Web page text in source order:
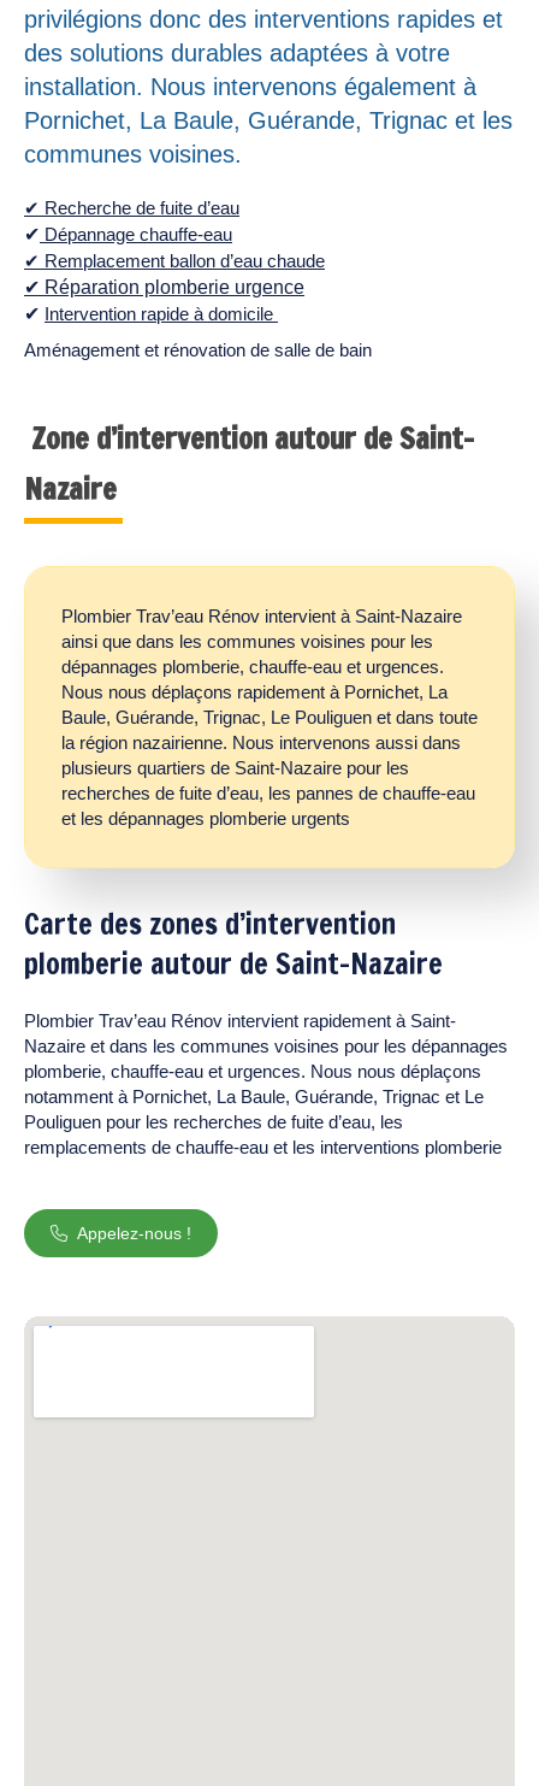
privilégions donc des interventions rapides et
des solutions durables adaptées à votre
installation. Nous intervenons également à
Pornichet, La Baule, Guérande, Trignac et les
communes voisines.
✔ Recherche de fuite d’eau
✔ Dépannage chauffe-eau
✔ Remplacement ballon d’eau chaude
✔ Réparation plomberie urgence
✔ Intervention rapide à domicile
Aménagement et rénovation de salle de bain
Zone d’intervention autour de Saint-
Nazaire
Plombier Trav’eau Rénov intervient à Saint-Nazaire
ainsi que dans les communes voisines pour les
dépannages plomberie, chauffe-eau et urgences.
Nous nous déplaçons rapidement à Pornichet, La
Baule, Guérande, Trignac, Le Pouliguen et dans toute
la région nazairienne. Nous intervenons aussi dans
plusieurs quartiers de Saint-Nazaire pour les
recherches de fuite d’eau, les pannes de chauffe-eau
et les dépannages plomberie urgents
Carte des zones d’intervention
plomberie autour de Saint-Nazaire
Plombier Trav’eau Rénov intervient rapidement à Saint-
Nazaire et dans les communes voisines pour les dépannages
plomberie, chauffe-eau et urgences. Nous nous déplaçons
notamment à Pornichet, La Baule, Guérande, Trignac et Le
Pouliguen pour les recherches de fuite d’eau, les
remplacements de chauffe-eau et les interventions plomberie
Appelez-nous !